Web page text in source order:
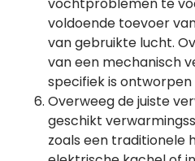
voldoende toevoer
van gebruikte lucht.
van een mechanisch
specifiek is ontworpen
Overweeg de juiste
geschikt
zoals een traditionele